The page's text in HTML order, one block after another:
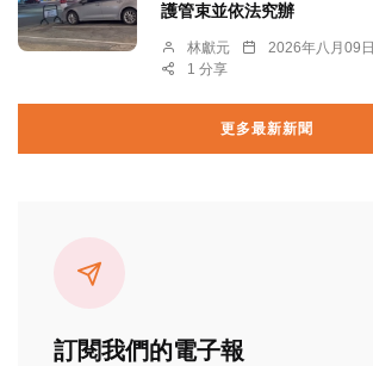
護管束並依法究辦
林獻元 2026年八月09日
1 分享
更多最新新聞
訂閱我們的電子報